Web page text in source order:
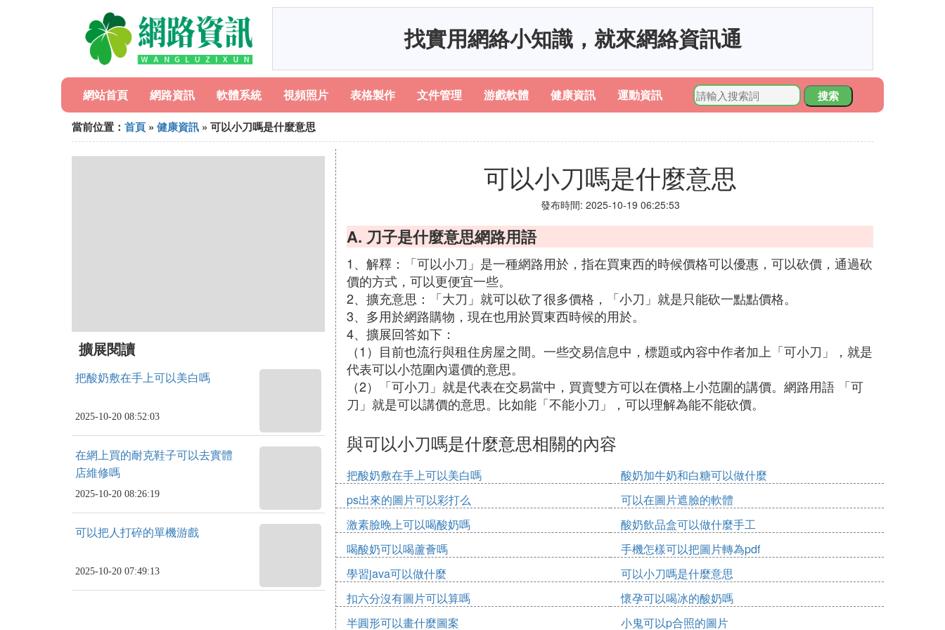
找實用網絡小知識，就來網絡資訊通
網站首頁 網路資訊 軟體系統 視頻照片 表格製作 文件管理 游戲軟體 健康資訊 運動資訊
搜索
當前位置： 首頁 » 健康資訊 » 可以小刀嗎是什麼意思
擴展閱讀
把酸奶敷在手上可以美白嗎
2025-10-20 08:52:03
在網上買的耐克鞋子可以去實體
店維修嗎
2025-10-20 08:26:19
可以把人打碎的單機游戲
2025-10-20 07:49:13
可以小刀嗎是什麼意思
發布時間: 2025-10-19 06:25:53
A. 刀子是什麼意思網路用語
1、解釋：「可以小刀」是一種網路用於，指在買東西的時候價格可以優惠，可以砍價，通過砍
價的方式，可以更便宜一些。
2、擴充意思：「大刀」就可以砍了很多價格，「小刀」就是只能砍一點點價格。
3、多用於網路購物，現在也用於買東西時候的用於。
4、擴展回答如下：
（1）目前也流行與租住房屋之間。一些交易信息中，標題或內容中作者加上「可小刀」，就是
代表可以小范圍內還價的意思。
（2）「可小刀」就是代表在交易當中，買賣雙方可以在價格上小范圍的講價。網路用語 「可
刀」就是可以講價的意思。比如能「不能小刀」，可以理解為能不能砍價。
與可以小刀嗎是什麼意思相關的內容
把酸奶敷在手上可以美白嗎
酸奶加牛奶和白糖可以做什麼
ps出來的圖片可以彩打么
可以在圖片遮臉的軟體
激素臉晚上可以喝酸奶嗎
酸奶飲品盒可以做什麼手工
喝酸奶可以喝蘆薈嗎
手機怎樣可以把圖片轉為pdf
學習java可以做什麼
可以小刀嗎是什麼意思
扣六分沒有圖片可以算嗎
懷孕可以喝冰的酸奶嗎
半圓形可以畫什麼圖案
小鬼可以p合照的圖片